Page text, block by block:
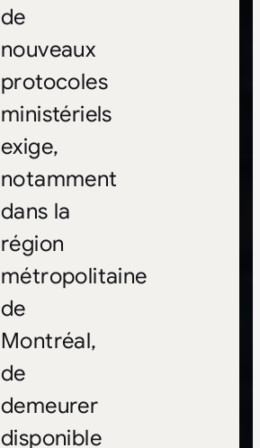
de
nouveaux
protocoles
ministériels
exige,
notamment
dans la
région
métropolitaine
de
Montréal,
de
demeurer
disponible